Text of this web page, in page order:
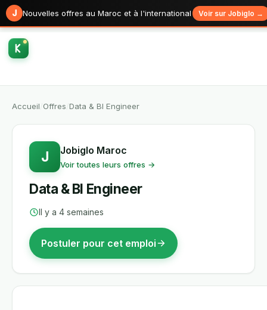
J Nouvelles offres au Maroc et à l'international Voir sur Jobiglo →
Accueil Offres Data & BI Engineer
J Jobiglo Maroc
Voir toutes leurs offres →
Data & BI Engineer
Il y a 4 semaines
Postuler pour cet emploi